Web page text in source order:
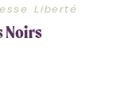
Liberté
Noirs